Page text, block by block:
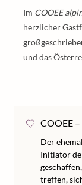
Im COOEE
herzlicher
und das
COOEE
Der
Initiator
treffen,